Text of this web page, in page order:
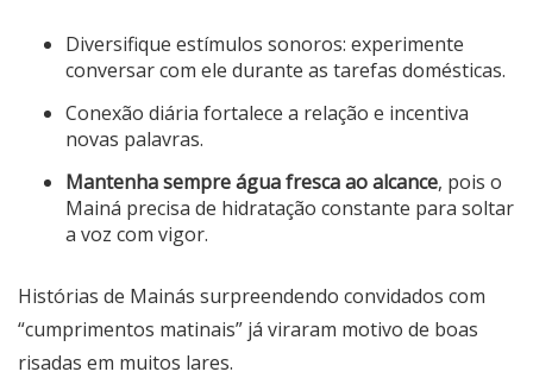
Diversifique estímulos sonoros: experimente
conversar com ele durante as tarefas domésticas.
Conexão diária fortalece a relação e incentiva
novas palavras.
Mantenha sempre água fresca ao alcance, pois o
Mainá precisa de hidratação constante para soltar
a voz com vigor.
Histórias de Mainás surpreendendo convidados com
“cumprimentos matinais” já viraram motivo de boas
risadas em muitos lares.